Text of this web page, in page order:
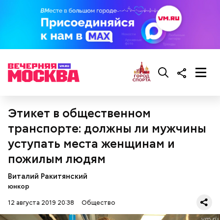
Этикет в общественном
транспорте: должны ли мужчины
уступать места женщинам и
пожилым людям
Виталий Ракитянский
юнкор
12 августа 2019 20:38
Общество
Оладьи с отварным картофелем